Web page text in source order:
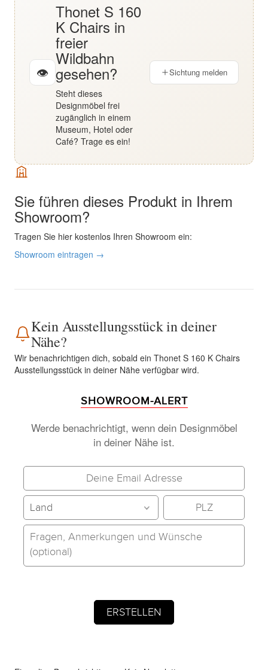
👁
Thonet S 160
K Chairs in
freier
Wildbahn
gesehen?
Steht dieses
Designmöbel frei
zugänglich in einem
Museum, Hotel oder
Café? Trage es ein!
Sichtung melden
Sie führen dieses Produkt in Ihrem
Showroom?
Tragen Sie hier kostenlos Ihren Showroom ein:
Showroom eintragen →
Kein Ausstellungsstück in deiner
Nähe?
Wir benachrichtigen dich, sobald ein Thonet S 160 K Chairs
Ausstellungsstück in deiner Nähe verfügbar wird.
SHOWROOM-ALERT
Werde benachrichtigt, wenn dein Designmöbel
in deiner Nähe ist.